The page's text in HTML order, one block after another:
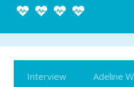
Interview Adeline